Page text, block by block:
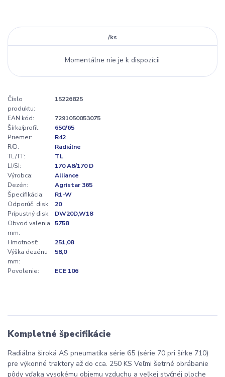
/ks
Momentálne nie je k dispozícii
Číslo
produktu:
15226825
EAN kód:
7291050053075
Šírka/profil:
650/65
Priemer:
R42
R/D:
Radiálne
TL/TT:
TL
LI/SI:
170 A8/170 D
Výrobca:
Alliance
Dezén:
Agristar 365
Špecifikácia:
R1-W
Odporúč. disk:
20
Prípustný disk:
DW20D,W18
Obvod valenia
mm:
5758
Hmotnosť:
251,08
Výška dezénu
mm:
58,0
Povolenie: ECE 106
Kompletné špecifikácie
Radiálna široká AS pneumatika série 65 (série 70 pri šírke 710)
pre výkonné traktory až do cca. 250 KS Veľmi šetrné obrábanie
pôdy vďaka vysokému objemu vzduchu a veľkej styčnéj ploche